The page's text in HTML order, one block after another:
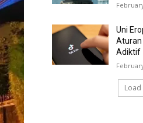
Uni
Aturan
Adiktif